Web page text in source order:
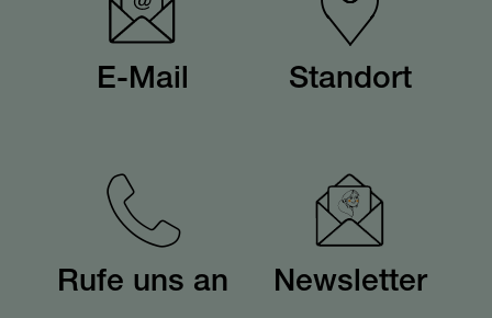
E-Mail Standort
Rufe uns an Newsletter